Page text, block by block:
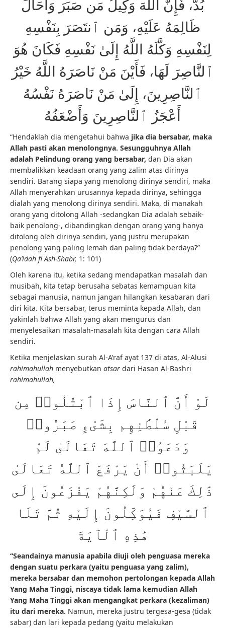
بُدَّ، فَإِنَّ اللَّهَ وَكِيلُ مَن صَبَرَ وَأَحَالَ
ظَالِمَهُ عَلَيْهِ، وَمَن ٱنتَصَرَ بِنَفْسِهِ
لِنَفْسِهِ وَكَّلَهُ اللَّهُ إِلَىٰ نَفْسِهِ فَكَانَ هُوَ
ٱلنَّاصِرَ لَهَا، فَأَيْنَ مَنْ نَاصَرَهُ اللَّهُ خَيْرُ
ٱلنَّاصِرِينَ، إِلَىٰ مَنْ نَاصَرَهُ نَفْسُهُ
أَعْجَزُ ٱلنَّاصِرِينَ وَأَضْعَفُهُ
“Hendaklah dia mengetahui bahwa jika dia bersabar, maka
Allah pasti akan menolongnya. Sesungguhnya Allah
adalah Pelindung orang yang bersabar, dan Dia akan
membalikkan keadaan orang yang zalim atas dirinya
sendiri. Barang siapa yang menolong dirinya sendiri, maka
Allah menyerahkan urusannya kepada dirinya, sehingga
dialah yang menolong dirinya sendiri. Maka, di manakah
orang yang ditolong Allah -sedangkan Dia adalah sebaik-
baik penolong-, dibandingkan dengan orang yang hanya
ditolong oleh dirinya sendiri, yang justru merupakan
penolong yang paling lemah dan paling tidak berdaya?”
(Qa’idah fi Ash-Shabr, 1: 101)
Oleh karena itu, ketika sedang mendapatkan masalah dan
musibah, kita tetap berusaha sebatas kemampuan kita
sebagai manusia, namun jangan hilangkan kesabaran dari
diri kita. Kita bersabar, terus meminta kepada Allah, dan
yakinlah bahwa Allah yang akan mengurus dan
menyelesaikan masalah-masalah kita dengan cara Allah
sendiri.
Ketika menjelaskan surah Al-A’raf ayat 137 di atas, Al-Alusi
rahimahullah menyebutkan atsar dari Hasan Al-Bashri
rahimahullah,
لَوْ أَنَّ ٱلنَّاسَ إِذَا ٱبْتُلُوا۟ مِن
قَبْلِ سُلْطَٰنِهِم بِشَىْءٍ صَبَرُوا۟
وَدَعَوُا۟ ٱللَّهَ تَعَالَىٰ لَمْ
يَلَبَثُوا۟ أَنْ يَرْفَعَ ٱللَّهُ تَعَالَىٰ
ذَٰلِكَ عَنْهُمْ وَلَٰكِنَّهُمْ يَفْزَعُونَ إِلَى
ٱلسَّيْفِ فَيُوَكِّلُونَ إِلَيْهِ ثُمَّ تَلَا
هَٰذِهِ ٱلْآيَةَ
“Seandainya manusia apabila diuji oleh penguasa mereka
dengan suatu perkara (yaitu penguasa yang zalim),
mereka bersabar dan memohon pertolongan kepada Allah
Yang Maha Tinggi, niscaya tidak lama kemudian Allah
Yang Maha Tinggi akan mengangkat perkara (kezaliman)
itu dari mereka. Namun, mereka justru tergesa-gesa (tidak
sabar) dan lari kepada pedang (yaitu melakukan